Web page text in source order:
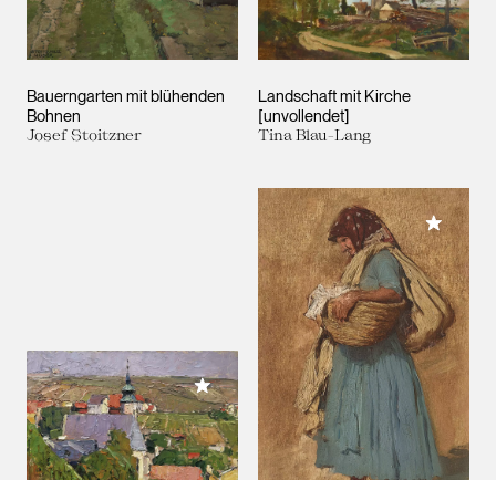
Bauerngarten mit blühenden
Bohnen
Josef Stoitzner
Landschaft mit Kirche
[unvollendet]
Tina Blau-Lang
Meiner Sammlung hinzufügen
Meiner